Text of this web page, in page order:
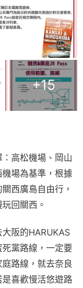
+15
高松機場、岡山
場為基準，根據
西廣島自由行，
回關西。
阪的HARUKAS
黨路線，一定要
路線，就去奈良
喜歡慢活悠遊路